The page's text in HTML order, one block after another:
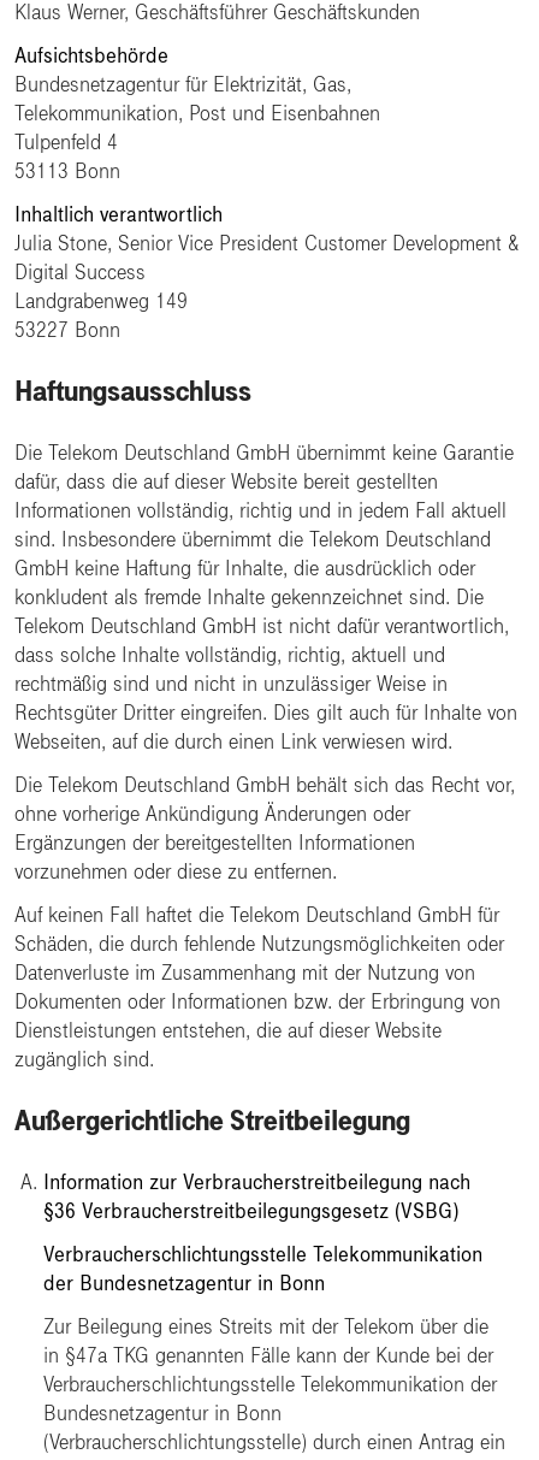
Klaus Werner, Geschäftsführer Geschäftskunden
Aufsichtsbehörde
Bundesnetzagentur für Elektrizität, Gas,
Telekommunikation, Post und Eisenbahnen
Tulpenfeld 4
53113 Bonn
Inhaltlich verantwortlich
Julia Stone, Senior Vice President Customer Development &
Digital Success
Landgrabenweg 149
53227 Bonn
Haftungsausschluss
Die Telekom Deutschland GmbH übernimmt keine Garantie
dafür, dass die auf dieser Website bereit gestellten
Informationen vollständig, richtig und in jedem Fall aktuell
sind. Insbesondere übernimmt die Telekom Deutschland
GmbH keine Haftung für Inhalte, die ausdrücklich oder
konkludent als fremde Inhalte gekennzeichnet sind. Die
Telekom Deutschland GmbH ist nicht dafür verantwortlich,
dass solche Inhalte vollständig, richtig, aktuell und
rechtmäßig sind und nicht in unzulässiger Weise in
Rechtsgüter Dritter eingreifen. Dies gilt auch für Inhalte von
Webseiten, auf die durch einen Link verwiesen wird.
Die Telekom Deutschland GmbH behält sich das Recht vor,
ohne vorherige Ankündigung Änderungen oder
Ergänzungen der bereitgestellten Informationen
vorzunehmen oder diese zu entfernen.
Auf keinen Fall haftet die Telekom Deutschland GmbH für
Schäden, die durch fehlende Nutzungsmöglichkeiten oder
Datenverluste im Zusammenhang mit der Nutzung von
Dokumenten oder Informationen bzw. der Erbringung von
Dienstleistungen entstehen, die auf dieser Website
zugänglich sind.
Außergerichtliche Streitbeilegung
Information zur Verbraucherstreitbeilegung nach
§36 Verbraucherstreitbeilegungsgesetz (VSBG)
Verbraucherschlichtungsstelle Telekommunikation
der Bundesnetzagentur in Bonn
Zur Beilegung eines Streits mit der Telekom über die
in §47a TKG genannten Fälle kann der Kunde bei der
Verbraucherschlichtungsstelle Telekommunikation der
Bundesnetzagentur in Bonn
(Verbraucherschlichtungsstelle) durch einen Antrag ein